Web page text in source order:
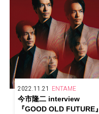
2022.11.21 ENTAME
今市隆二 interview
『GOOD OLD FUTURE』